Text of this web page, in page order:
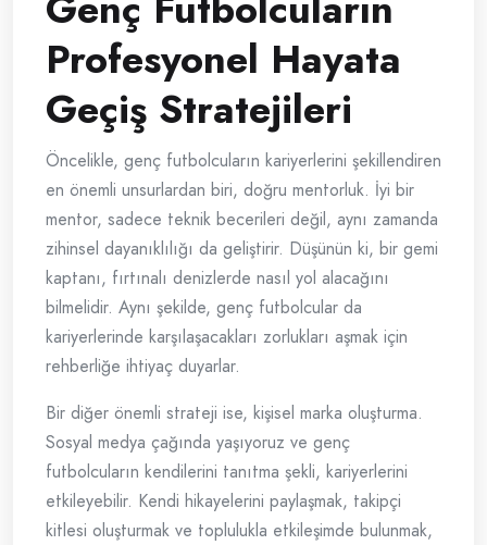
Profesyonel Hayata
Geçiş Stratejileri
Öncelikle, genç futbolcuların kariyerlerini şekillendiren
en önemli unsurlardan biri, doğru mentorluk. İyi bir
mentor, sadece teknik becerileri değil, aynı zamanda
zihinsel dayanıklılığı da geliştirir. Düşünün ki, bir gemi
kaptanı, fırtınalı denizlerde nasıl yol alacağını
bilmelidir. Aynı şekilde, genç futbolcular da
kariyerlerinde karşılaşacakları zorlukları aşmak için
rehberliğe ihtiyaç duyarlar.
Bir diğer önemli strateji ise, kişisel marka oluşturma.
Sosyal medya çağında yaşıyoruz ve genç
futbolcuların kendilerini tanıtma şekli, kariyerlerini
etkileyebilir. Kendi hikayelerini paylaşmak, takipçi
kitlesi oluşturmak ve toplulukla etkileşimde bulunmak,